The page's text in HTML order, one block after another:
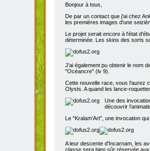
Bonjour à tous,
De par un contact que j'ai chez
les premières images d'une
Le projet serait encore à l'état
déterminée. Les skins des sorts
J'ai également pu obtenir le nom
"Océancre" (lv 9).
Cette nouvelle race, vous l'aurez
Olysts. A quand les lance-
Une des
découvrir
Le "Kralam'Art", une invocation
A leur descente d'Incarnam, les
classe sera bien sûr réservée